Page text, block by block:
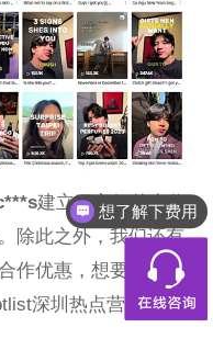
建立了良好的合作
除此之外，我们还有
作优惠，想要了解与
深圳热点营销公司
想了解下费用